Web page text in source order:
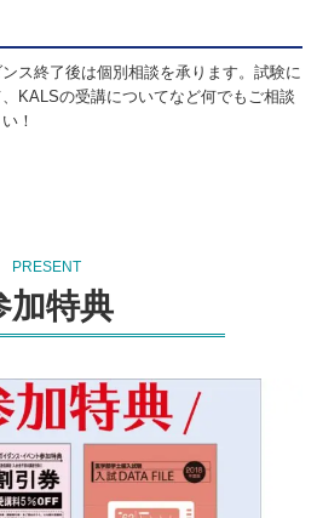
ス終了後は個別相談を承ります。試験に
KALSの受講についてなど何でもご相談
！
PRESENT
加特典